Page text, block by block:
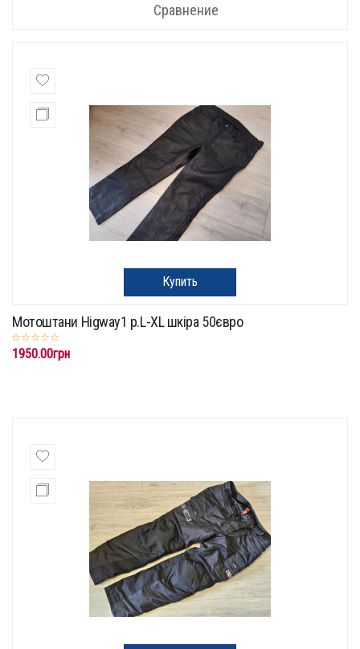
Сравнение
Купить
Мотоштани Higway1 p.L-XL шкіра 50євро
1950.00грн